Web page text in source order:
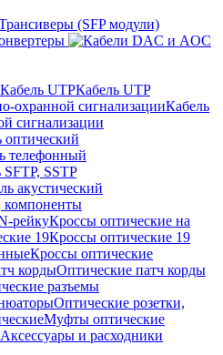
(SFP модули)
Кабель UTP
Кабель
сигнализации
оптический
телефонный
SFTP, SSTP
акустический
компоненты
Кроссы оптические на
Кроссы оптические 19
Кроссы оптические
Оптические патч корды
разъемы
Оптические розетки,
Муфты оптические
Аксессуары и расходники